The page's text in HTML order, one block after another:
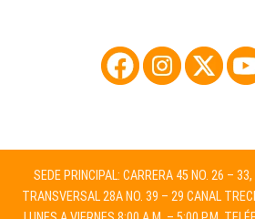
SEDE PRINCIPAL: CARRERA 45 NO. 26 –
TRANSVERSAL 28A NO. 39 – 29 CANAL